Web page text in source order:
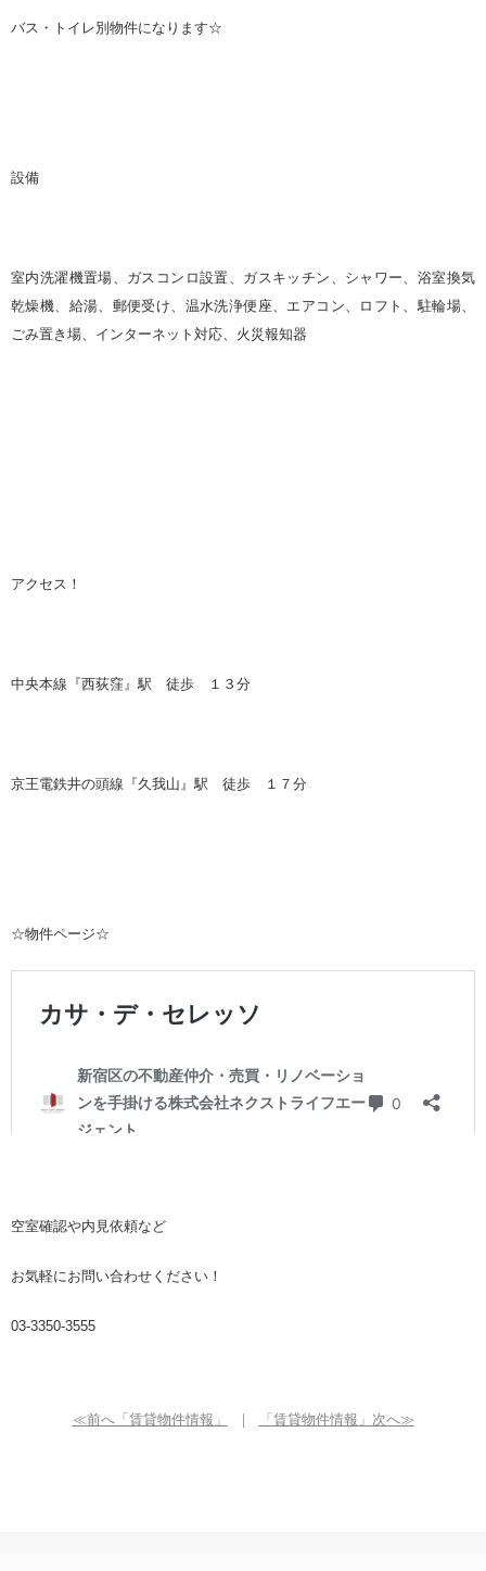
バス・トイレ別物件になります☆
設備
室内洗濯機置場、ガスコンロ設置、ガスキッチン、シャワー、浴室換気
乾燥機、給湯、郵便受け、温水洗浄便座、エアコン、ロフト、駐輪場、
ごみ置き場、インターネット対応、火災報知器
アクセス！
中央本線『西荻窪』駅 徒歩 １３分
京王電鉄井の頭線『久我山』駅 徒歩 １７分
☆物件ページ☆
空室確認や内見依頼など
お気軽にお問い合わせください！
03-3350-3555
≪前へ「賃貸物件情報」 ｜ 「賃貸物件情報」次へ≫